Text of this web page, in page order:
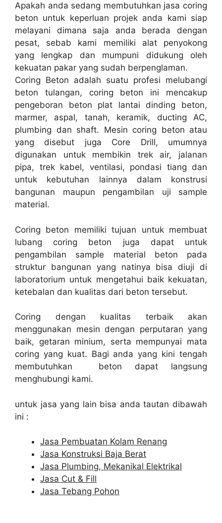
Apakah anda sedang membutuhkan jasa coring
beton untuk keperluan projek anda kami siap
melayani dimana saja anda berada dengan
pesat, sebab kami memiliki alat penyokong
yang lengkap dan mumpuni didukung oleh
kekuatan pakar yang sudah berpenglaman.
Coring Beton adalah suatu profesi melubangi
beton tulangan, coring beton ini mencakup
pengeboran beton plat lantai dinding beton,
marmer, aspal, tanah, keramik, ducting AC,
plumbing dan shaft. Mesin coring beton atau
yang disebut juga Core Drill, umumnya
digunakan untuk membikin trek air, jalanan
pipa, trek kabel, ventilasi, pondasi tiang dan
untuk kebutuhan lainnya dalam konstrusi
bangunan maupun pengambilan uji sample
material.
Coring beton memiliki tujuan untuk membuat
lubang coring beton juga dapat untuk
pengambilan sample material beton pada
struktur bangunan yang natinya bisa diuji di
laboratorium untuk mengetahui baik kekuatan,
ketebalan dan kualitas dari beton tersebut.
Coring dengan kualitas terbaik akan
menggunakan mesin dengan perputaran yang
baik, getaran minium, serta mempunyai mata
coring yang kuat. Bagi anda yang kini tengah
membutuhkan beton dapat langsung
menghubungi kami.
untuk jasa yang lain bisa anda tautan dibawah
ini :
Jasa Pembuatan Kolam Renang
Jasa Konstruksi Baja Berat
Jasa Plumbing, Mekanikal Elektrikal
Jasa Cut & Fill
Jasa Tebang Pohon